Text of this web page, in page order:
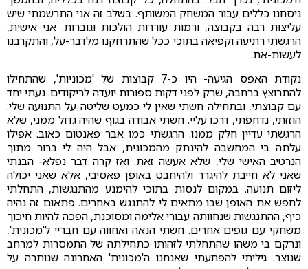
ניסחנו כללים עבור המשחק המשותף. בשלב זה אני התרשמתי שיש
עליצות רבה בקבוצה, ורמות עוררות הולכות וגוברות. אני אישית,
הרגשתי רתיעה וקפיאה בתוכי ככל שהתרחקנו מלדבר-על, והתקרבנו
לעשות-את.
נקודת האפס הגיעה- היו כ-7 קבוצות של 'מכוניות', שהתחילו
להתרוצץ ברחבה, שרק לפני דקות ספורות יועדה לריקודים. נעתי יחד
עם קבוצתי, ובתחילה חשתי שאין לי כמעט שליטה על התנועה שלי.
הוזזתי, נדחפתי, דרכו עליי. חשתי אבודה בגוף שהיה גדול ממני, שלא
הרגשתי עדיין חלק ממנו. הרגשתי כמו אבר פאנטום כאוב. אפילו
עלתה בי המחשבה להינתק מהמכונית, אבל היה לי ברור מתוך
הנרטיב האישי שלי, שלא אעשה זאת. ואז קרה דבר נפלא- הבנתי
שאני לא חייבת להיגרר ולהיחבט באופן פאסיבי, אלא שאני יכולה
ליזום תנועה. במקום לנסות בתוכי להימנע מהתנגשות, התחלתי
לחפש את האופן שבו מתאים לי להתנגש באחרים. פתאום זה נהיה
כיף, ההתנגשות שנחוותה עבורי אלימה ומסוכנת, הפכה להיות חיכוך
משחקי עם גופים אחרים. חשתי הנאה ואחווה עם חבריי ל'מכונית',
ונרקם בי משהו שהתחלתי לזהותו כתחילתה של התמסרות למרחב
שנוצר. גיליתי להפתעתי שאנחנו ה'מכונית' האחרונה שנותרה על